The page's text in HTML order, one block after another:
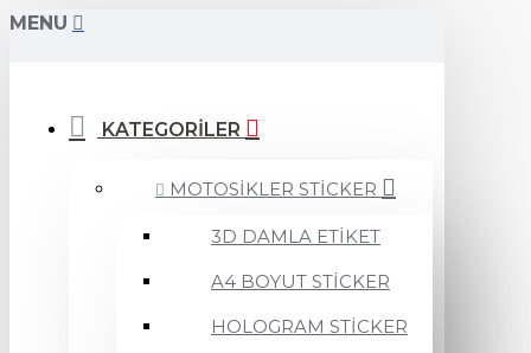
MENU
KATEGORİLER
MOTOSİKLER STİCKER
3D DAMLA ETİKET
A4 BOYUT STİCKER
HOLOGRAM STİCKER